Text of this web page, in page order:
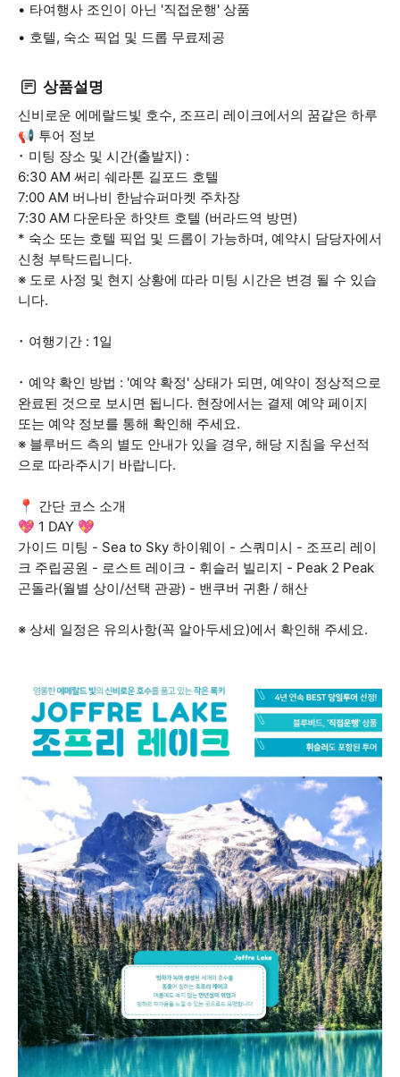
타여행사 조인이 아닌 '직접운행' 상품
호텔, 숙소 픽업 및 드롭 무료제공
상품설명
신비로운 에메랄드빛 호수, 조프리 레이크에서의 꿈같은 하루
📢 투어 정보
･ 미팅 장소 및 시간(출발지) :
6:30 AM 써리 쉐라톤 길포드 호텔
7:00 AM 버나비 한남슈퍼마켓 주차장
7:30 AM 다운타운 하얏트 호텔 (버라드역 방면)
* 숙소 또는 호텔 픽업 및 드롭이 가능하며, 예약시 담당자에서
신청 부탁드립니다.
※ 도로 사정 및 현지 상황에 따라 미팅 시간은 변경 될 수 있습
니다.
･ 여행기간 : 1일
･ 예약 확인 방법 : '예약 확정' 상태가 되면, 예약이 정상적으로
완료된 것으로 보시면 됩니다. 현장에서는 결제 예약 페이지
또는 예약 정보를 통해 확인해 주세요.
※ 블루버드 측의 별도 안내가 있을 경우, 해당 지침을 우선적
으로 따라주시기 바랍니다.
📍 간단 코스 소개
💖 1 DAY 💖
가이드 미팅 - Sea to Sky 하이웨이 - 스쿼미시 - 조프리 레이
크 주립공원 - 로스트 레이크 - 휘슬러 빌리지 - Peak 2 Peak
곤돌라(월별 상이/선택 관광) - 밴쿠버 귀환 / 해산
※ 상세 일정은 유의사항(꼭 알아두세요)에서 확인해 주세요.